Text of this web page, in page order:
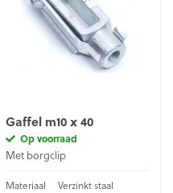
Gaffel m10 x 40
Op voorraad
Met borgclip
Materiaal Verzinkt staal